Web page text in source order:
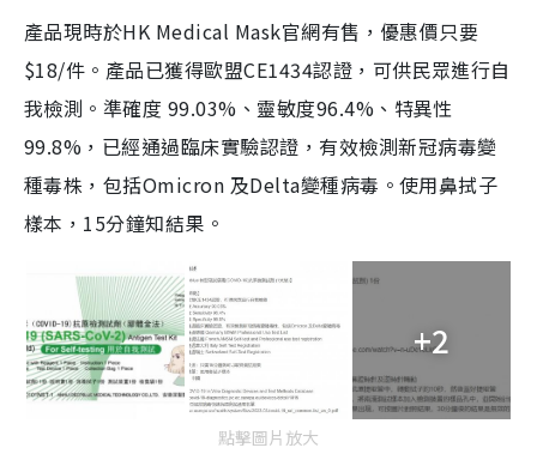
產品現時於HK Medical Mask官網有售，優惠價只要
$18/件。產品已獲得歐盟CE1434認證，可供民眾進行自
我檢測。準確度 99.03%、靈敏度96.4%、特異性
99.8%，已經通過臨床實驗認證，有效檢測新冠病毒變
種毒株，包括Omicron 及Delta變種病毒。使用鼻拭子
樣本，15分鐘知結果。
+2
點擊圖片放大